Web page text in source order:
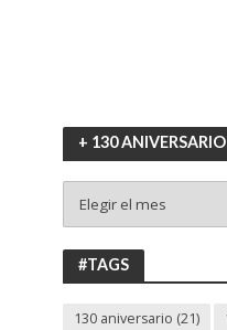
+ 130
130
ANIVERSARIO
UGT
#TAGS
130 aniversario (21)